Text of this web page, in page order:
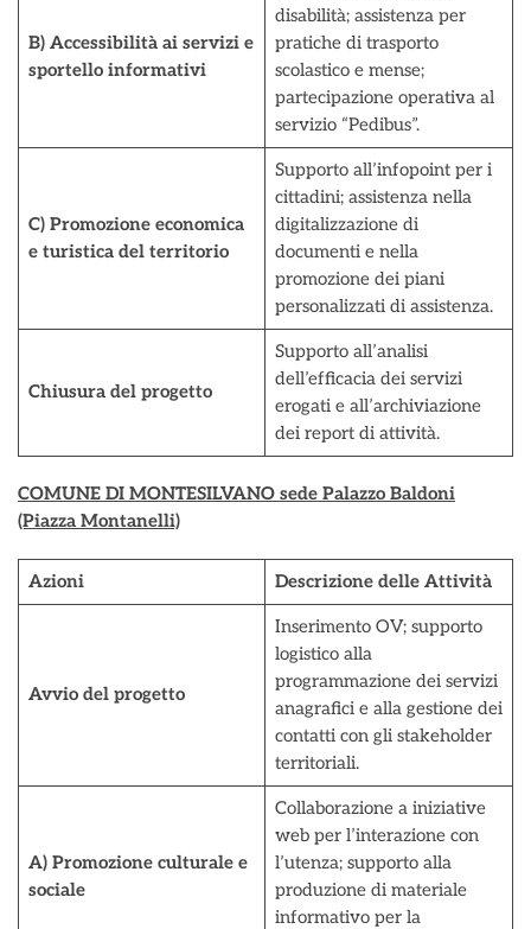
B) Accessibilità ai servizi e
sportello informativi
disabilità; assistenza per
pratiche di trasporto
scolastico e mense;
partecipazione operativa al
servizio “Pedibus”.
C) Promozione economica
e turistica del territorio
Supporto all’infopoint per i
cittadini; assistenza nella
digitalizzazione di
documenti e nella
promozione dei piani
personalizzati di assistenza.
Chiusura del progetto
Supporto all’analisi
dell’efficacia dei servizi
erogati e all’archiviazione
dei report di attività.
COMUNE DI MONTESILVANO sede Palazzo Baldoni
(Piazza Montanelli)
Azioni Descrizione delle Attività
Avvio del progetto
Inserimento OV; supporto
logistico alla
programmazione dei servizi
anagrafici e alla gestione dei
contatti con gli stakeholder
territoriali.
A) Promozione culturale e
sociale
Collaborazione a iniziative
web per l’interazione con
l’utenza; supporto alla
produzione di materiale
informativo per la